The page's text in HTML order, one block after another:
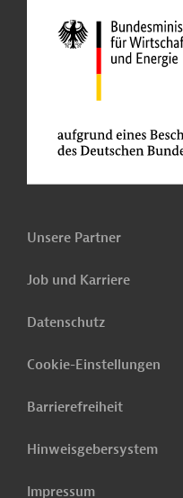
Unsere Partner
Job und Karriere
Datenschutz
Cookie-Einstellungen
Barrierefreiheit
Hinweisgebersystem
Impressum